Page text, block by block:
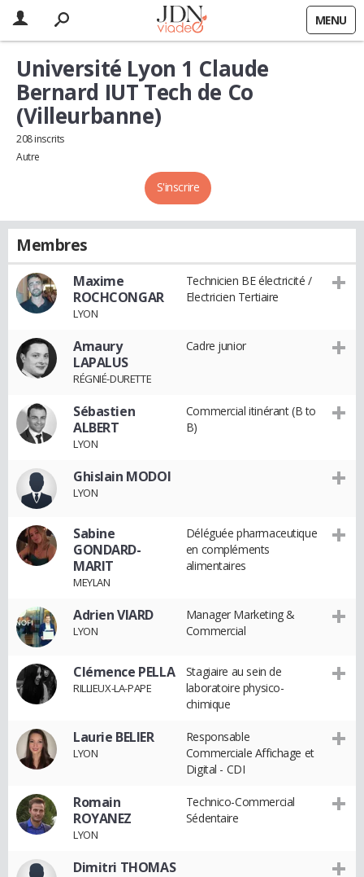
MENU
S'inscrire
Université Lyon 1 Claude
Bernard IUT Tech de Co
(Villeurbanne)
208 inscrits
Autre
Membres
Maxime
ROCHCONGAR
LYON
Technicien BE électricité /
Electricien Tertiaire
Amaury
LAPALUS
RÉGNIÉ-DURETTE
Cadre junior
Sébastien
ALBERT
LYON
Commercial itinérant (B to
B)
Ghislain MODOI
LYON
Sabine
GONDARD-
MARIT
MEYLAN
Déléguée pharmaceutique
en compléments
alimentaires
Adrien VIARD
LYON
Manager Marketing &
Commercial
Clémence PELLA
RILLIEUX-LA-PAPE
Stagiaire au sein de
laboratoire physico-
chimique
Laurie BELIER
LYON
Responsable
Commerciale Affichage et
Digital - CDI
Romain
ROYANEZ
LYON
Technico-Commercial
Sédentaire
Dimitri THOMAS